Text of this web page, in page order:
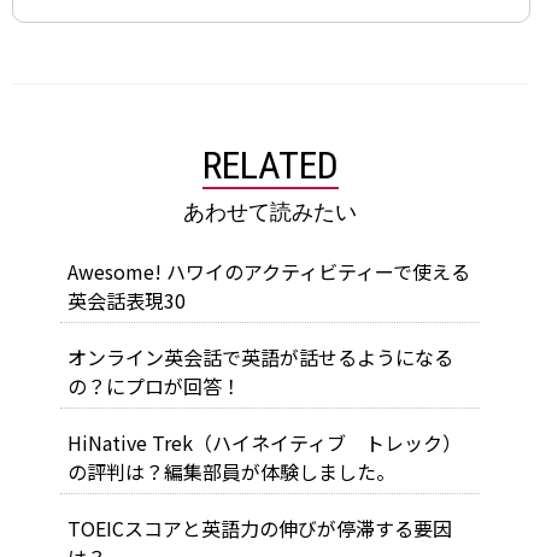
RELATED
あわせて読みたい
Awesome! ハワイのアクティビティーで使える
英会話表現30
オンライン英会話で英語が話せるようになる
の？にプロが回答！
HiNative Trek（ハイネイティブ トレック）
の評判は？編集部員が体験しました。
TOEICスコアと英語力の伸びが停滞する要因